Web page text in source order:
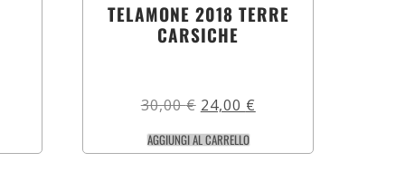
TELAMONE 2018 TERRE
CARSICHE
30,00€ 24,00 €
AGGIUNGI AL CARRELLO